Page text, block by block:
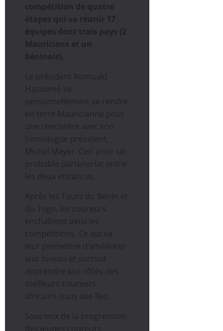
compétition de quatre
étapes qui va réunir 17
équipes dont trois pays (2
Mauriciens et un
béninois).
Le président Romuald
Hazoumè va
personnellement se rendre
en terre Mauricienne pour
une rencontre avec son
homologue président,
Michel Mayer. Ceci pour un
probable partenariat entre
les deux instances.
Après les Tours du Bénin et
du Togo, les coureurs
enchaînent ainsi les
compétitions. Ce qui va
leur permettre d’améliorer
leur niveau et surtout
apprendre aux côtés des
meilleurs coureurs
africains issus des îles.
Soucieux de la progression
des jeunes coureurs